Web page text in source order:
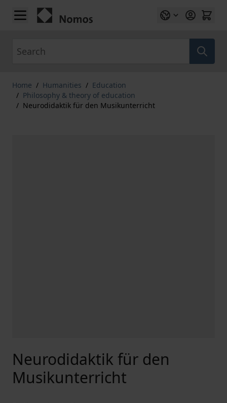
Skip to Content
Home / Humanities / Education
/ Philosophy & theory of education
/ Neurodidaktik für den Musikunterricht
Neurodidaktik für den
Musikunterricht